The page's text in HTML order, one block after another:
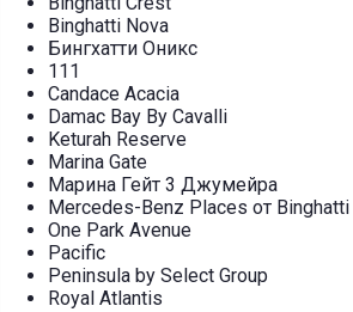
Binghatti Nova
Бингхатти Оникс
111
Candace Acacia
Damac Bay By Cavalli
Keturah Reserve
Marina Gate
Марина Гейт 3 Джумейра
Mercedes-Benz Places от
One Park Avenue
Pacific
Peninsula by Select Group
Royal Atlantis